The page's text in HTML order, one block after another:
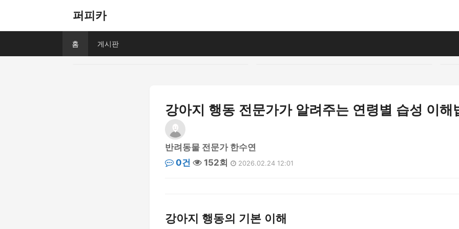
퍼피카
홈 게시판
강아지 행동 전문가가 알려주는 연령별 습성 이해
반려동물 전문가 한수연
0건
152회 2026.02.24 12:01
강아지 행동의 기본 이해